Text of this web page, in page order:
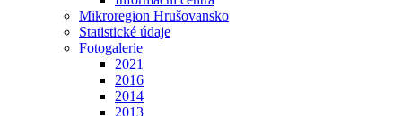
Mikroregion Hrušovansko
Statistické údaje
Fotogalerie
2021
2016
2014
2013